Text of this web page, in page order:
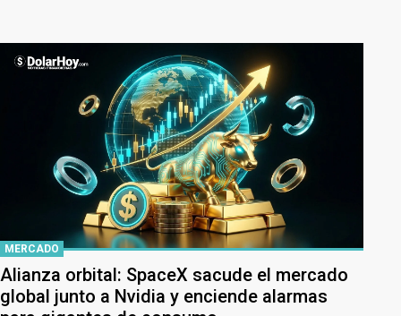
MERCADO
Alianza orbital: SpaceX sacude el mercado
global junto a Nvidia y enciende alarmas